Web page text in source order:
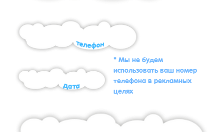
* Мы не будем
использовать ваш номер
телефона в рекламных
целях